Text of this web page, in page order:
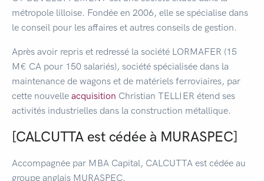
métropole lilloise. Fondée en 2006, elle se spécialise dans
le conseil pour les affaires et autres conseils de gestion.
Après avoir repris et redressé la société LORMAFER (15
M€ CA pour 150 salariés), société spécialisée dans la
maintenance de wagons et de matériels ferroviaires, par
cette nouvelle acquisition Christian TELLIER étend ses
activités industrielles dans la construction métallique.
[CALCUTTA est cédée à MURASPEC]
Accompagnée par MBA Capital, CALCUTTA est cédée au
groupe anglais MURASPEC.